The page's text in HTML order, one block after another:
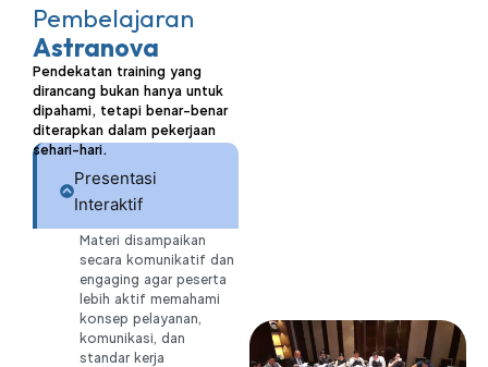
Pembelajaran
Astranova
Pendekatan training yang
dirancang bukan hanya untuk
dipahami, tetapi benar-benar
diterapkan dalam pekerjaan
sehari-hari.
Presentasi
Interaktif
Materi disampaikan
secara komunikatif dan
engaging agar peserta
lebih aktif memahami
konsep pelayanan,
komunikasi, dan
standar kerja